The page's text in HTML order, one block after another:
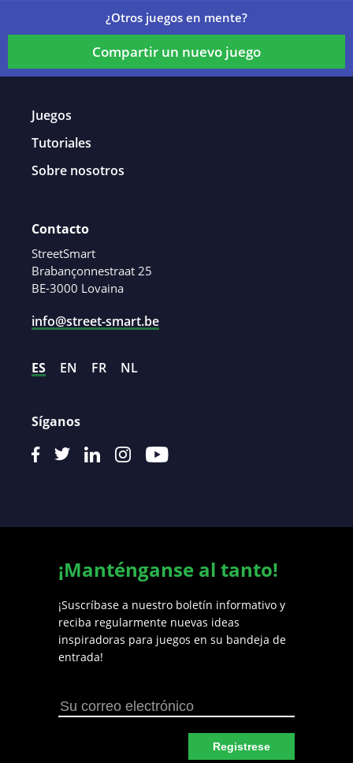
¿Otros juegos en mente?
Compartir un nuevo juego
Juegos
Tutoriales
Sobre nosotros
Contacto
StreetSmart
Brabançonnestraat 25
BE-3000 Lovaina
info@street-smart.be
ES EN FR NL
Síganos
¡Manténganse al tanto!
¡Suscríbase a nuestro boletín informativo y
reciba regularmente nuevas ideas
inspiradoras para juegos en su bandeja de
entrada!
Registrese